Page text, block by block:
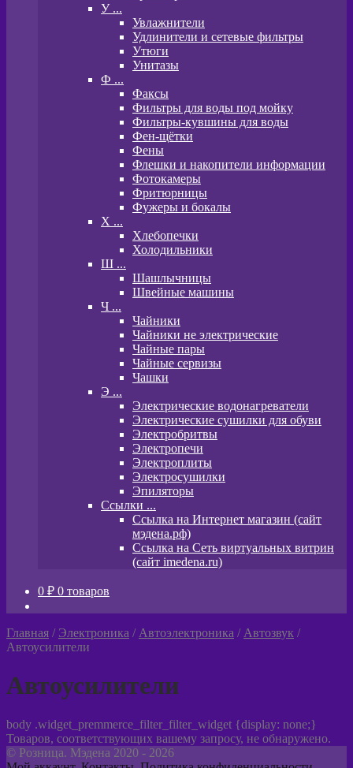
У ...
Увлажнители
Удлинители и сетевые фильтры
Утюги
Унитазы
Ф ...
Факсы
Фильтры для воды под мойку
Фильтры-кувшины для воды
Фен-щётки
Фены
Флешки и накопители информации
Фотокамеры
Фритюрницы
Фужеры и бокалы
Х ...
Хлебопечки
Холодильники
Ш ...
Шашлычницы
Швейные машины
Ч ...
Чайники
Чайники не электрические
Чайные пары
Чайные сервизы
Чашки
Э ...
Электрические водонагреватели
Электрические сушилки для обуви
Электробритвы
Электропечи
Электроплиты
Электросушилки
Эпиляторы
Ссылки ...
Ссылка на Интернет магазин (сайт
мэдена.рф)
Ссылка на Сеть виртуальных витрин
(сайт imedena.ru)
0 ₽ 0 товаров
Главная / Электроника / Автоэлектроника / Автозвук /
Автоусилители
Автоусилители
body .widget_premmerce_filter_filter_widget {display: none;}
Товаров, соответствующих вашему запросу, не обнаружено.
© Розница. Мэдена 2020 - 2026